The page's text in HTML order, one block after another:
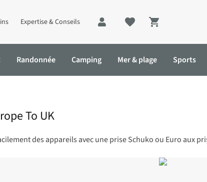
Expertise & Conseils
Shopping cart
Randonnée Camping Mer & plage Sports
To UK
des appareils avec une prise Schuko ou Euro aux